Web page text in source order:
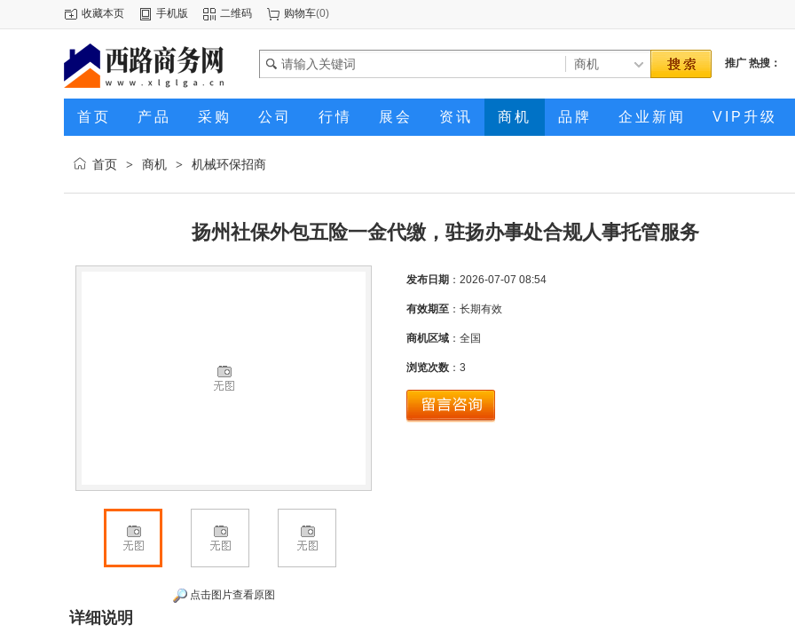
收藏本页 手机版 二维码 购物车(0)
推广 热搜：
首页 产品 采购 公司 行情 展会 资讯 商机 品牌 企业新闻 VIP升级
首页 > 商机 > 机械环保招商
扬州社保外包五险一金代缴，驻扬办事处合规人事托管服务
点击图片查看原图
发布日期 ：2026-07-07 08:54
有效期至 ：长期有效
商机区域 ：全国
浏览次数 ： 3
详细说明